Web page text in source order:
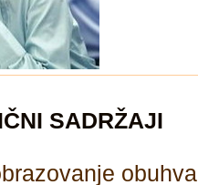
SADRŽAJI